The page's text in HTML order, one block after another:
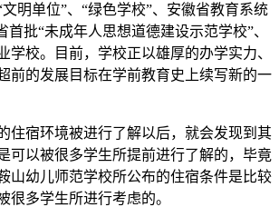
明单位”、“绿色学校”、安徽省教育系统
首批“未成年人思想道德建设示范学校”、
学校。目前，学校正以雄厚的办学实力、
前的发展目标在学前教育史上续写新的一
住宿环境被进行了解以后，就会发现到其
可以被很多学生所提前进行了解的，毕竟
山幼儿师范学校所公布的住宿条件是比较
很多学生所进行考虑的。